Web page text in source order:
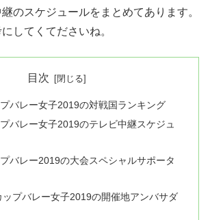
のスケジュールをまとめてあります。
してくてださいね。
目次
バレー女子2019の対戦国ランキング
バレー女子2019のテレビ中継スケジュ
バレー2019の大会スペシャルサポータ
ップバレー女子2019の開催地アンバサダ